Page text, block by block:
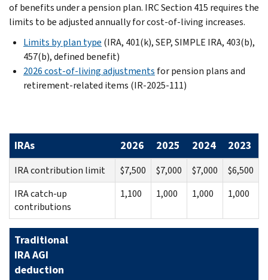
of benefits under a pension plan. IRC Section 415 requires the
limits to be adjusted annually for cost-of-living increases.
Limits by plan type (IRA, 401(k), SEP, SIMPLE IRA, 403(b),
457(b), defined benefit)
2026 cost-of-living adjustments for pension plans and
retirement-related items (IR-2025-111)
IRAs 2026 2025 2024 2023
IRA contribution limit $7,500 $7,000 $7,000
$6,500
IRA catch-up
contributions
1,100 1,000 1,000 1,000
Traditional
IRA AGI
deduction